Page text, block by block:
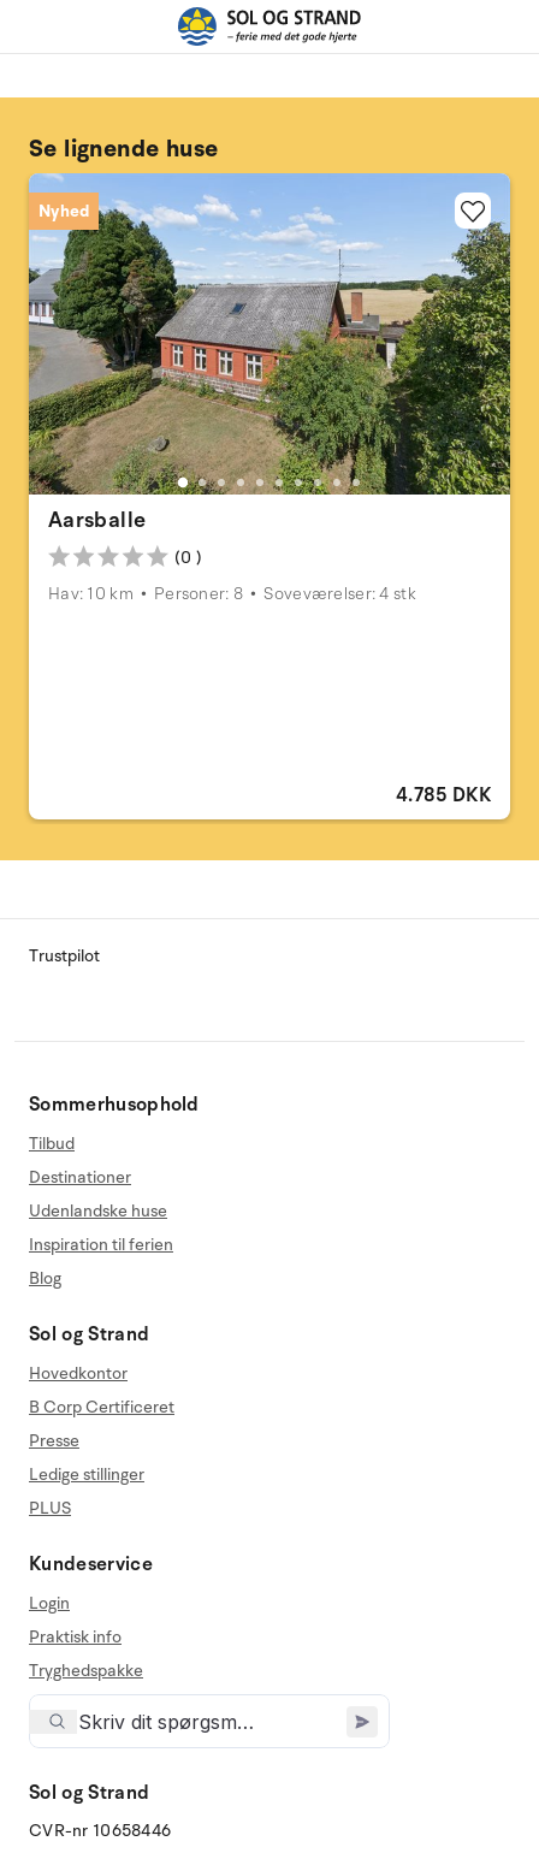
Se lignende huse
Nyhed
Aarsballe
(0 )
Hav: 10 km
Personer: 8 Soveværelser: 4 stk
4.785 DKK
Trustpilot
Sommerhusophold
Tilbud
Destinationer
Udenlandske huse
Inspiration til ferien
Blog
Sol og Strand
Hovedkontor
B Corp Certificeret
Presse
Ledige stillinger
PLUS
Kundeservice
Login
Praktisk info
Tryghedspakke
Sol og Strand
CVR-nr 10658446